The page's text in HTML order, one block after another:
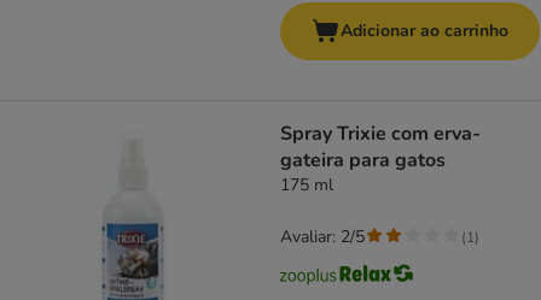
Adicionar ao carrinho
Spray Trixie com erva-
gateira para gatos
175 ml
Avaliar: 2/5 (1)